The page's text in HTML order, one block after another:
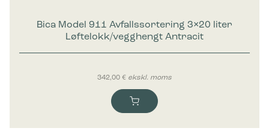
Bica Model 911 Avfallssortering 3×20 liter
Løftelokk/vegghengt Antracit
342,00 € ekskl. moms